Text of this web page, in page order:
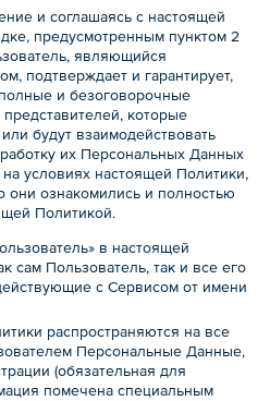
и соглашаясь с настоящей
предусмотренным пунктом 2
являющийся
подтверждает и гарантирует,
и безоговорочные
представителей, которые
будут взаимодействовать
их Персональных Данных
условиях настоящей Политики,
они ознакомились и полностью
Политикой.
в настоящей
сам Пользователь, так и все его
с Сервисом от имени
распространяются на все
Персональные Данные,
(обязательная для
помечена специальным